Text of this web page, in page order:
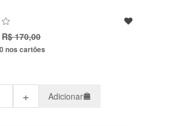
R$ 170,00
nos cartões
+ Adicionar